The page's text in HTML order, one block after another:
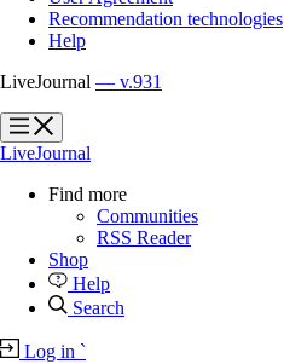
Recommendation technologies
Help
LiveJournal — v.931
?
?
LiveJournal
Find more
Communities
RSS Reader
Shop
Help
Search
Log in `